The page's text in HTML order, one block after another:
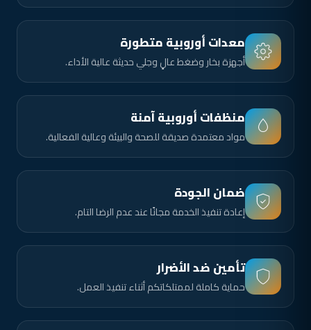
معدات أوروبية متطورة
أجهزة بخار وضغط عالٍ وجلي حديثة عالية الأداء.
منظفات أوروبية آمنة
مواد معتمدة صديقة للصحة والبيئة وعالية الفعالية.
ضمان الجودة
إعادة تنفيذ الخدمة مجانًا عند عدم الرضا التام.
تأمين ضد الأضرار
حماية كاملة لممتلكاتكم أثناء تنفيذ العمل.